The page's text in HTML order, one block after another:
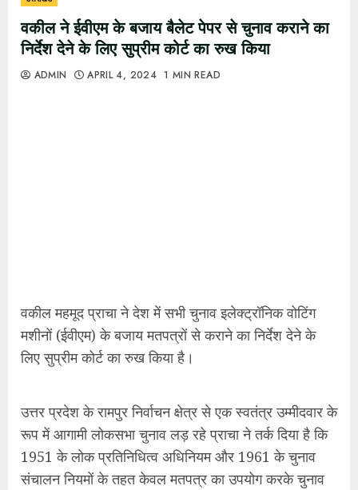
वकील ने ईवीएम के बजाय बैलेट पेपर से चुनाव कराने का
निर्देश देने के लिए सुप्रीम कोर्ट का रुख किया
ADMIN APRIL 4, 2024 1 MIN READ
वकील महमूद प्राचा ने देश में सभी चुनाव इलेक्ट्रॉनिक वोटिंग
मशीनों (ईवीएम) के बजाय मतपत्रों से कराने का निर्देश देने के
लिए सुप्रीम कोर्ट का रुख किया है।
उत्तर प्रदेश के रामपुर निर्वाचन क्षेत्र से एक स्वतंत्र उम्मीदवार के
रूप में आगामी लोकसभा चुनाव लड़ रहे प्राचा ने तर्क दिया है कि
1951 के लोक प्रतिनिधित्व अधिनियम और 1961 के चुनाव
संचालन नियमों के तहत केवल मतपत्र का उपयोग करके चुनाव